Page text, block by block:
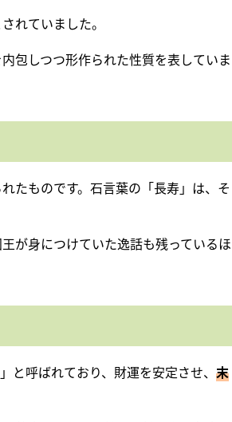
れていました。
包しつつ形作られた性質を表していま
たものです。石言葉の「長寿」は、そ
が身につけていた逸話も残っているほ
と呼ばれており、財運を安定させ、 末